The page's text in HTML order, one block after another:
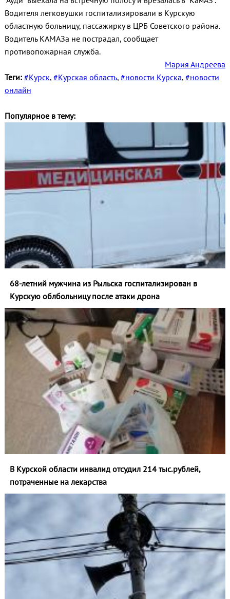
Водителя легковушки госпитализировали в Курскую
областную больницу, пассажирку в ЦРБ Советского района.
Водитель КАМАЗа не пострадал, сообщает
противопожарная служба.
Мария Андреева
Теги: #Курск, #Курская область, #новости Курска, #новости
онлайн
Популярное в тему:
68-летний мужчина из Рыльска госпитализирован в
Курскую облбольницу после атаки дрона
В Курской области инвалид отсудил 214 тыс.рублей,
потраченные на лекарства